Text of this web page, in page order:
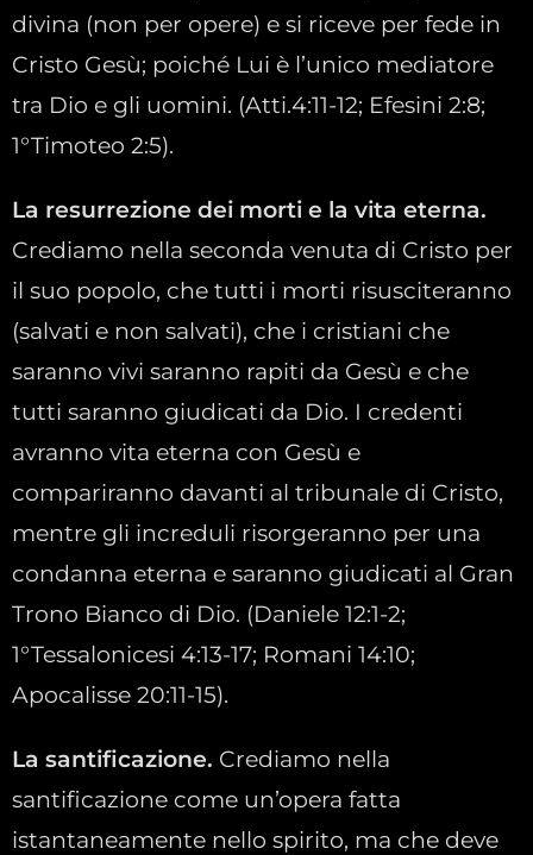
divina (non per opere) e si riceve per fede in
Cristo Gesù; poiché Lui è l’unico mediatore
tra Dio e gli uomini. (Atti.4:11-12; Efesini 2:8;
1°Timoteo 2:5).
La resurrezione dei morti e la vita eterna.
Crediamo nella seconda venuta di Cristo per
il suo popolo, che tutti i morti risusciteranno
(salvati e non salvati), che i cristiani che
saranno vivi saranno rapiti da Gesù e che
tutti saranno giudicati da Dio. I credenti
avranno vita eterna con Gesù e
compariranno davanti al tribunale di Cristo,
mentre gli increduli risorgeranno per una
condanna eterna e saranno giudicati al Gran
Trono Bianco di Dio. (Daniele 12:1-2;
1°Tessalonicesi 4:13-17; Romani 14:10;
Apocalisse 20:11-15).
La santificazione. Crediamo nella
santificazione come un’opera fatta
istantaneamente nello spirito, ma che deve